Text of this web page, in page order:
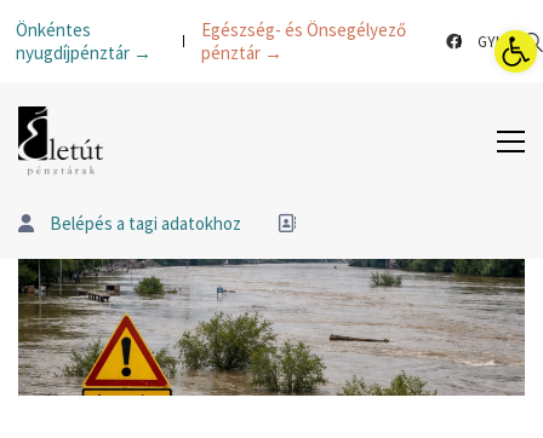
Önkéntes
nyugdíjpénztár →
Egészség- és Önsegélyező
pénztár →
GYIK
Belépés a tagi adatokhoz